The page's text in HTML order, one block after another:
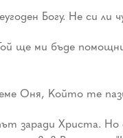
Богу. Не си ли
ще ми бъде
Оня, Който те
заради Христа.